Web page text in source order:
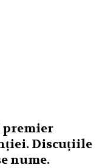
Discuțiile
nume.